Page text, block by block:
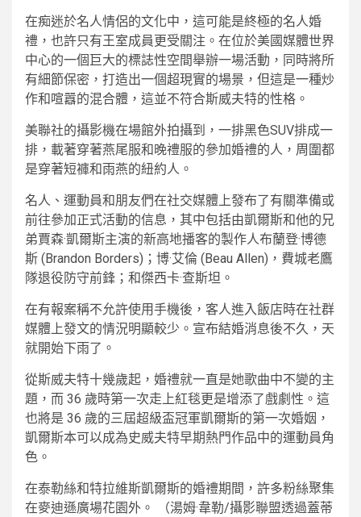
在痴迷於名人情侶的文化中，這可能是終極的名人婚
禮，也許只有王室成員更受關注。在位於美國媒體世界
中心的一個巨大的標誌性空間舉辦一場活動，同時將所
有細節保密，打造出一個超現實的場景，但這是一種炒
作和喧囂的混合體，這並不符合斯威夫特的性格。
美聯社的攝影機在場館外拍攝到，一排黑色SUV排成一
排，載著穿著燕尾服和晚禮服的參加婚禮的人，周圍都
是穿著短褲和雨燕的紐約人。
名人、運動員和朋友們在社交媒體上發布了有關準備或
前往參加正式活動的信息，其中包括由凱爾斯和他的兄
弟賈森·凱爾斯主演的新高地播客的製作人布蘭登·博德
斯 (Brandon Borders)；博·艾倫 (Beau Allen)，費城老鷹
隊退役防守前鋒；和傑西卡·查斯坦。
在有報案稱不允許使用手機後，客人進入飯店時在社群
媒體上發文的情況明顯較少。宣布結婚消息後不久，天
就開始下雨了。
從斯威夫特十幾歲起，婚禮就一直是她歌曲中不變的主
題，而 36 歲時第一次走上紅毯更是增添了戲劇性。這
也將是 36 歲的三屆超級盃冠軍凱爾斯的第一次婚姻，
凱爾斯本可以成為史威夫特早期熱門作品中的運動員角
色。
在泰勒絲和特拉維斯凱爾斯的婚禮期間，許多粉絲聚集
在麥迪遜廣場花園外。 （湯姆·韋勒/攝影聯盟透過蓋蒂